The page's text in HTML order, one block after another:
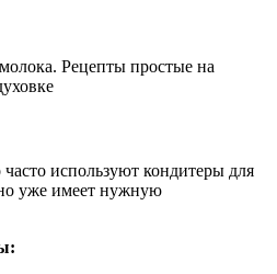
используют кондитеры для
уже имеет нужную